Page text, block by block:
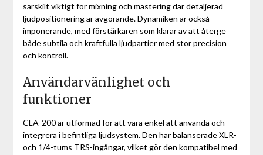
särskilt viktigt för mixning och mastering där detaljerad
ljudpositionering är avgörande. Dynamiken är också
imponerande, med förstärkaren som klarar av att återge
både subtila och kraftfulla ljudpartier med stor precision
och kontroll.
Användarvänlighet och
funktioner
CLA-200 är utformad för att vara enkel att använda och
integrera i befintliga ljudsystem. Den har balanserade XLR-
och 1/4-tums TRS-ingångar, vilket gör den kompatibel med